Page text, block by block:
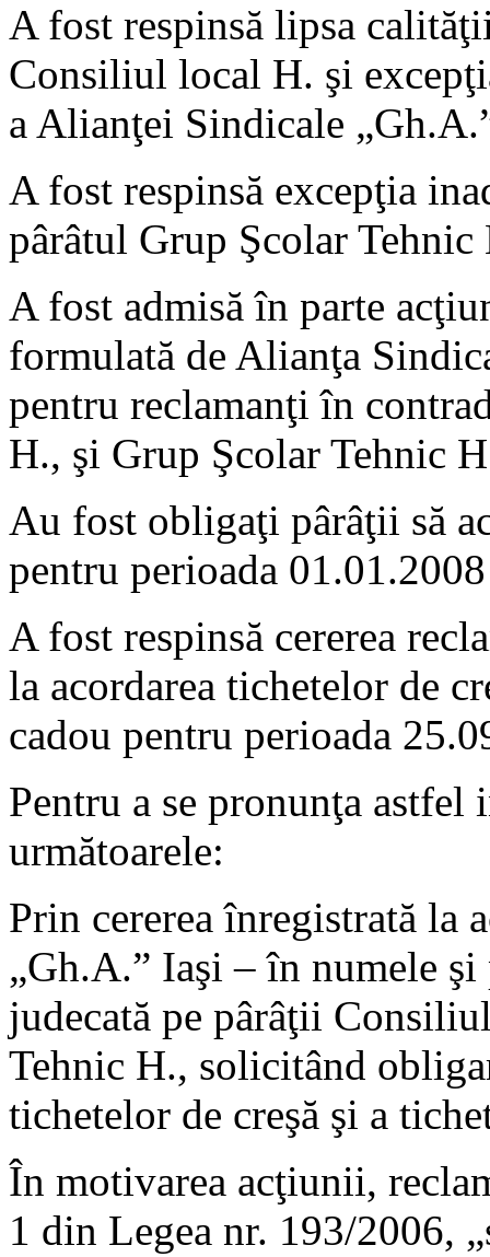
A fost respinsă lipsa
Consiliul local H. şi
a Alianţei Sindicale
A fost respinsă excepţia
pârâtul Grup Şcolar Tehnic
A fost admisă în parte
formulată de Alianţa
pentru reclamanţi în
H., şi Grup Şcolar Tehnic
Au fost obligaţi pârâţii să
pentru perioada
A fost respinsă cererea
la acordarea tichetelor de
cadou pentru perioada
Pentru a se pronunţa
următoarele:
Prin cererea înregistrată la
„Gh.A.” Iaşi – în numele
judecată pe pârâţii
Tehnic H., solicitând
tichetelor de creşă şi a
În motivarea acţiunii,
1 din Legea nr. 193/2006,